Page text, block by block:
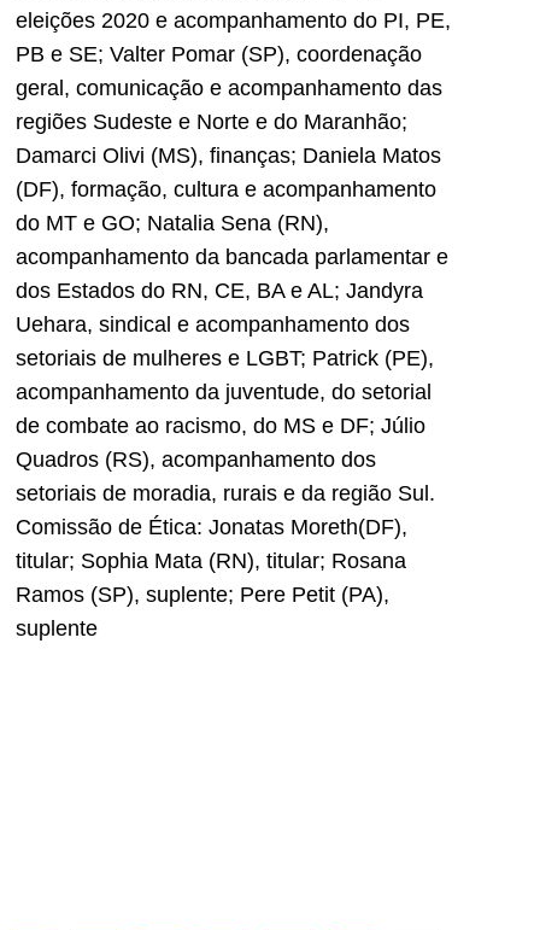
eleições 2020 e acompanhamento do PI, PE,
PB e SE; Valter Pomar (SP), coordenação
geral, comunicação e acompanhamento das
regiões Sudeste e Norte e do Maranhão;
Damarci Olivi (MS), finanças; Daniela Matos
(DF), formação, cultura e acompanhamento
do MT e GO; Natalia Sena (RN),
acompanhamento da bancada parlamentar e
dos Estados do RN, CE, BA e AL; Jandyra
Uehara, sindical e acompanhamento dos
setoriais de mulheres e LGBT; Patrick (PE),
acompanhamento da juventude, do setorial
de combate ao racismo, do MS e DF; Júlio
Quadros (RS), acompanhamento dos
setoriais de moradia, rurais e da região Sul.
Comissão de Ética: Jonatas Moreth(DF),
titular; Sophia Mata (RN), titular; Rosana
Ramos (SP), suplente; Pere Petit (PA),
suplente